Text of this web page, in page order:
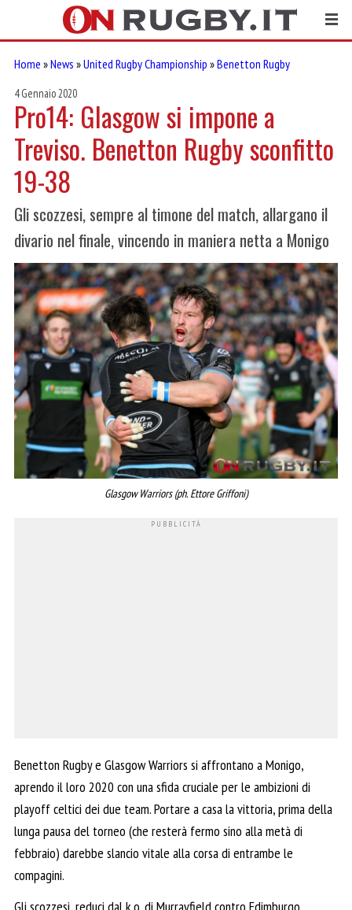
Home »News »United Rugby Championship »Benetton Rugby
4 Gennaio 2020
Pro14: Glasgow si impone a
Treviso. Benetton Rugby sconfitto
19-38
Gli scozzesi, sempre al timone del match, allargano il
divario nel finale, vincendo in maniera netta a Monigo
Glasgow Warriors (ph. Ettore Griffoni)
Benetton Rugby e Glasgow Warriors si affrontano a Monigo,
aprendo il loro 2020 con una sfida cruciale per le ambizioni di
playoff celtici dei due team. Portare a casa la vittoria, prima della
lunga pausa del torneo (che resterà fermo sino alla metà di
febbraio) darebbe slancio vitale alla corsa di entrambe le
compagini.